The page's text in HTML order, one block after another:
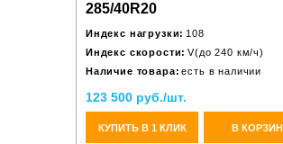
285/40R20
Индекс нагрузки: 108
Индекс скорости: V(до 240 км/ч)
Наличие товара: есть в наличии
123 500 руб./шт.
КУПИТЬ В 1 КЛИК В